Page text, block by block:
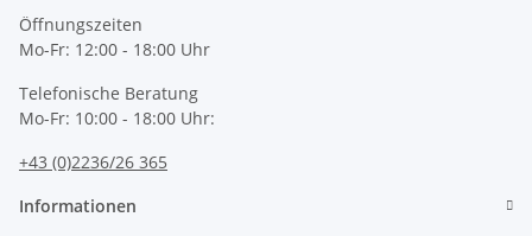
Öffnungszeiten
Mo-Fr: 12:00 - 18:00 Uhr
Telefonische Beratung
Mo-Fr: 10:00 - 18:00 Uhr:
+43 (0)2236/26 365
Informationen